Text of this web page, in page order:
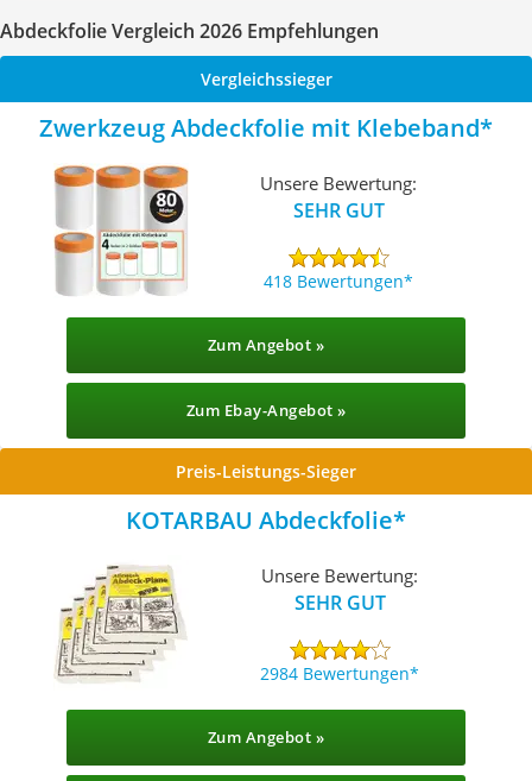
Abdeckfolie Vergleich 2026 Empfehlungen
Vergleichssieger
Zwerkzeug Abdeckfolie mit Klebeband
Unsere Bewertung:
SEHR GUT
418 Bewertungen
Zum Angebot »
Zum Ebay-Angebot »
Preis-Leistungs-Sieger
KOTARBAU Abdeckfolie
Unsere Bewertung:
SEHR GUT
2984 Bewertungen
Zum Angebot »